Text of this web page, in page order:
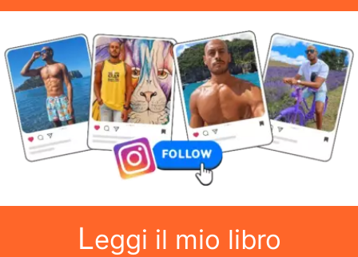
Leggi il mio libro